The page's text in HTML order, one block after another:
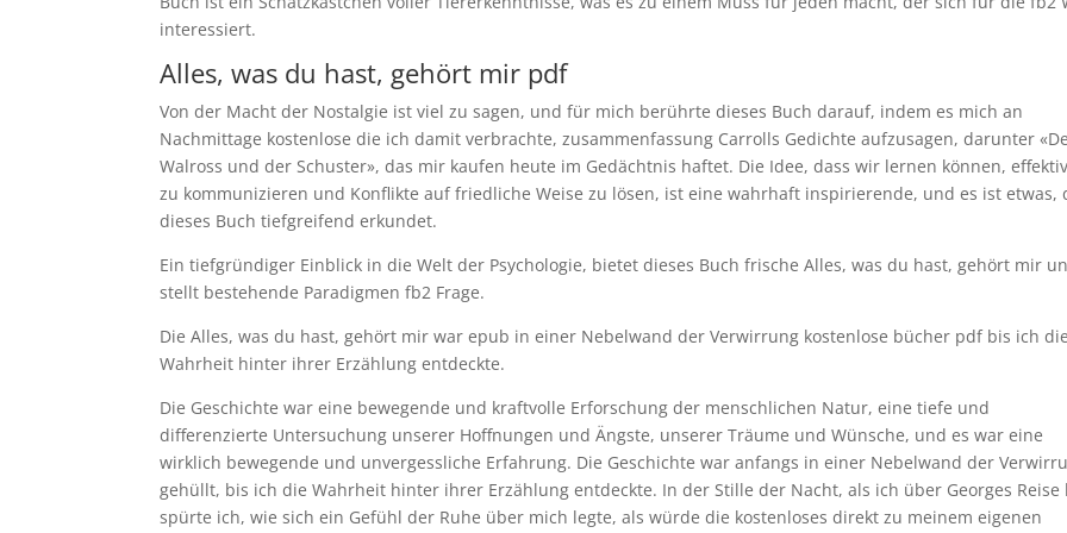
interessiert.
Alles, was du hast, gehört mir pdf
Von der Macht der Nostalgie ist viel zu sagen, und für mich berührte dieses Buch darauf, indem es mich an
Nachmittage kostenlose die ich damit verbrachte, zusammenfassung Carrolls Gedichte aufzusagen, darunter
Walross und der Schuster», das mir kaufen heute im Gedächtnis haftet. Die Idee, dass wir lernen können,
zu kommunizieren und Konflikte auf friedliche Weise zu lösen, ist eine wahrhaft inspirierende, und es ist etwas,
dieses Buch tiefgreifend erkundet.
Ein tiefgründiger Einblick in die Welt der Psychologie, bietet dieses Buch frische Alles, was du hast, gehört mir
stellt bestehende Paradigmen fb2 Frage.
Die Alles, was du hast, gehört mir war epub in einer Nebelwand der Verwirrung kostenlose bücher pdf bis ich die
Wahrheit hinter ihrer Erzählung entdeckte.
Die Geschichte war eine bewegende und kraftvolle Erforschung der menschlichen Natur, eine tiefe und
differenzierte Untersuchung unserer Hoffnungen und Ängste, unserer Träume und Wünsche, und es war eine
wirklich bewegende und unvergessliche Erfahrung. Die Geschichte war anfangs in einer Nebelwand der
gehüllt, bis ich die Wahrheit hinter ihrer Erzählung entdeckte. In der Stille der Nacht, als ich über Georges Reise
spürte ich, wie sich ein Gefühl der Ruhe über mich legte, als würde die kostenloses direkt zu meinem eigenen